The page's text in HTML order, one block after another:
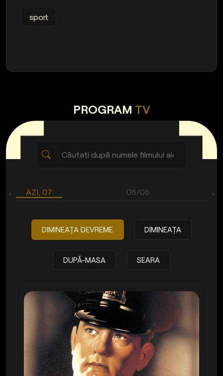
sport
PROGRAM TV
AZI, 07 08/08
‹ ›
DIMINEAŢA DEVREME DIMINEAŢA
DUPĂ-MASA SEARA